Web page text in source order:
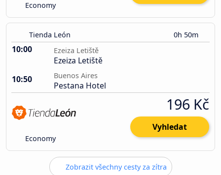
Economy
Tienda León 0h 50m
10:00 Ezeiza Letiště
Ezeiza Letiště
10:50
Buenos Aires
Pestana Hotel
Economy
196 Kč
Vyhledat
Zobrazit všechny cesty za zítra